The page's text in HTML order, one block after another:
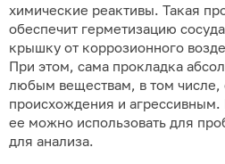
химические реактивы. Такая
обеспечит герметизацию
крышку от коррозионного
При этом, сама прокладка
любым веществам, в том числе,
происхождения и
ее можно использовать для
для анализа.